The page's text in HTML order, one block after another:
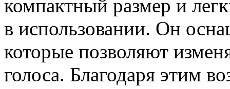
компактный размер и
в использовании. Он
которые позволяют
голоса. Благодаря этим